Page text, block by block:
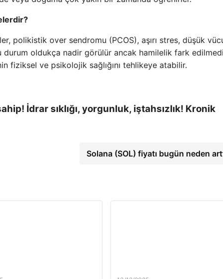
polikistik over sendromu (PCOS), aşırı stres, düşük
oldukça nadir görülür ancak hamilelik fark
fiziksel ve psikolojik sağlığını tehlikeye atabilir.
İdrar sıklığı, yorgunluk, iştahsızlık! Kronik
Solana (SOL) fiyatı bugün neden